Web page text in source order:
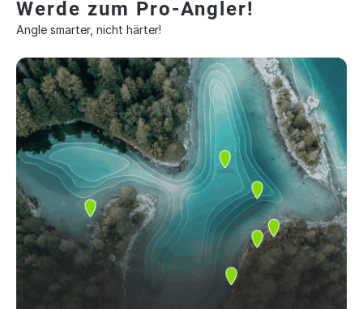
Werde zum Pro-Angler!
Angle smarter, nicht härter!